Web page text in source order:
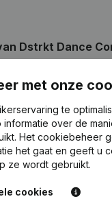
Dstrkt Dance
Publicatie
Rubriek
Rechtspersoon,
enz...)
met onze
te
informatie over de
Het cookiebeheer
het gaat en geeft u
ze wordt gebruikt.
cookies